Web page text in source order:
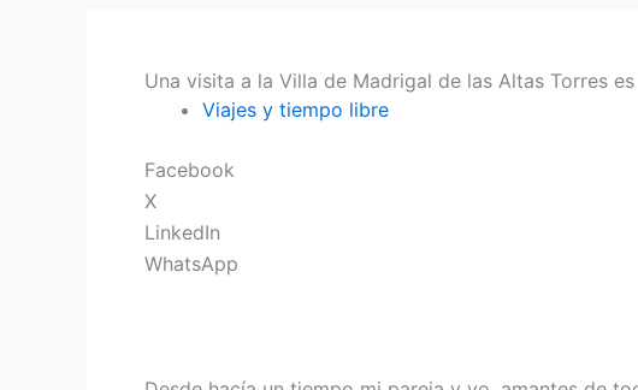
Una visita a la Villa de Madrigal de las Altas Torres
Viajes y tiempo libre
Facebook
X
LinkedIn
WhatsApp